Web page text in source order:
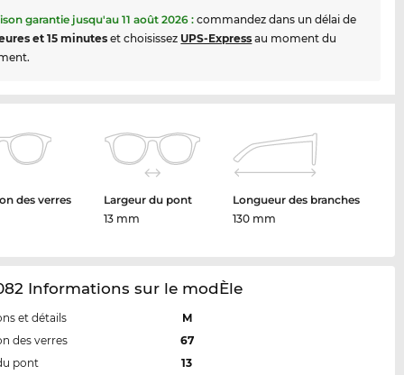
garantie jusqu'au11 août 2026 : commandez dans un délai de
et 15 minuteset choisissez UPS-Express au moment du
des verres
Largeur du pont
13 mm
Longueur des branches
130 mm
Informations sur le modÈle
et détails
M
des verres
67
pont
13